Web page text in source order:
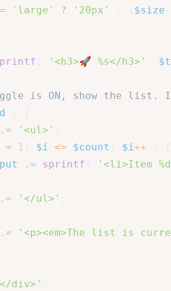
'large' ? '20px'
$size
'<h3>🚀 %s</h3>'
is ON, show the list. If
.= '<ul>'
= 1 $i <= $count $i++
.= sprintf
'<li>Item
.= '</ul>'
.=
'<p><em>The list is
div>'